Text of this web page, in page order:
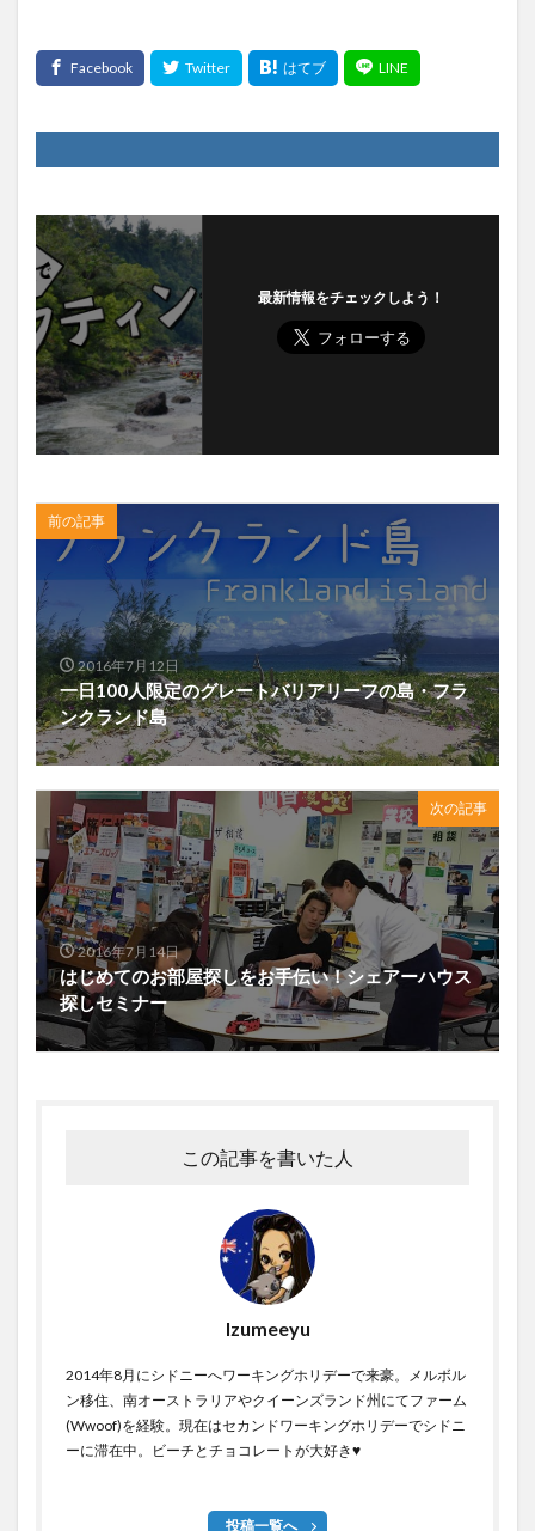
最新情報をチェックしよう！
前の記事
2016年7月12日
一日100人限定のグレートバリアリーフの島・フラ
ンクランド島
次の記事
2016年7月14日
はじめてのお部屋探しをお手伝い！シェアーハウス
探しセミナー
この記事を書いた人
Izumeeyu
2014年8月にシドニーへワーキングホリデーで来豪。メルボル
ン移住、南オーストラリアやクイーンズランド州にてファーム
(Wwoof)を経験。現在はセカンドワーキングホリデーでシドニ
ーに滞在中。ビーチとチョコレートが大好き♥
投稿一覧へ